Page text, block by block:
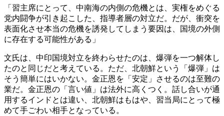
「習主席にとって、中南海の内側の危機とは、実権をめぐる
党内闘争が引き起こした、指導者層の対立だ。だが、衝突を
表面化させ本当の危機を誘発してしまう要因は、国境の外側
に存在する可能性がある」
文氏は、中印国境対立を終わらせたのは、爆弾を一つ解体し
たのと同じだと考えている。ただ、北朝鮮という「爆弾」は
そう簡単にはいかない。金正恩を「安定」させるのは至難の
業だ。金正恩の「言い値」は法外に高くつく。話し合いが通
用するインドとは違い、北朝鮮はもはや、習当局にとって極
めて手ごわい相手となっている。